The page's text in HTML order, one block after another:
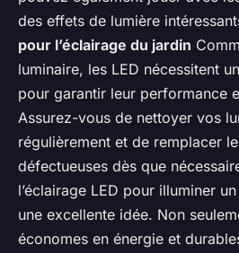
des effets de lumière
pour l’éclairage du jardin
luminaire, les LED nécessitent
pour garantir leur performance
Assurez-vous de nettoyer vos
régulièrement et de remplacer
défectueuses dès que
l’éclairage LED pour illuminer
une excellente idée. Non
économes en énergie et